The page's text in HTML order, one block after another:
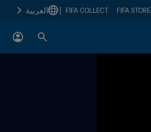
FIFA STORE
FIFA COLLECT العربية